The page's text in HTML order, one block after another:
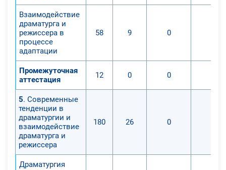
Взаимодействие
драматурга и
режиссера в
процессе
адаптации
58 9 0
Промежуточная
аттестация
12 0 0
5. Современные
тенденции в
драматургии и
взаимодействие
драматурга и
режиссера
180 26 0
Драматургия